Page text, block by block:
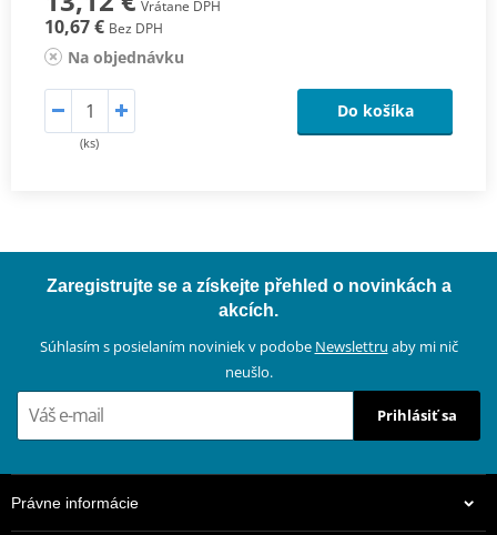
Vrátane DPH
10,67 € Bez DPH
Na objednávku
(ks)
Do košíka
Zaregistrujte se a získejte přehled o novinkách a
akcích.
Súhlasím s posielaním noviniek v podobe Newslettru aby mi nič
neušlo.
Prihlásiť sa
Právne informácie